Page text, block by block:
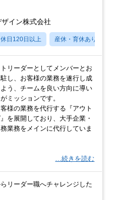
イン株式会社
休日120日以上 産休・育休あり
リーダーとしてメンバーとお
し、お客様の業務を遂行し成
う、チームを良い方向に導い
ミッションです。
様の業務を代行する『アウト
を展開しており、大手企業・
業務をメインに代行していま
…続きを読む
リーダー職へチャレンジした